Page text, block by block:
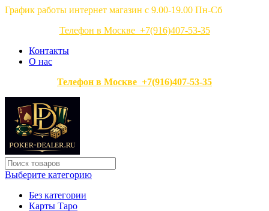
График работы интернет магазин с 9.00-19.00 Пн-Сб
Телефон в Москве +7(916)407-53-35
Контакты
О нас
Телефон в Москве +7(916)407-53-35
Выберите категорию
Без категории
Карты Таро